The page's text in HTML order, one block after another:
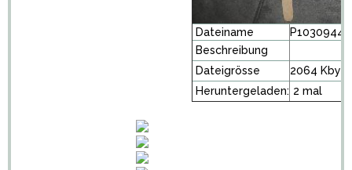
Dateiname
Beschreibung
Dateigrösse
2064
Heruntergeladen: 2 mal